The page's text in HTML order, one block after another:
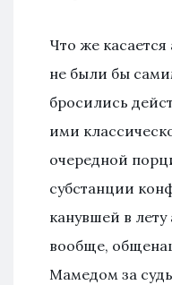
Что же
не были бы
бросились
ими
очередной
субстанции
канувшей в
вообще,
Мамедом за